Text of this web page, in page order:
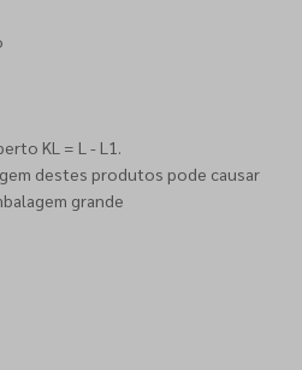
KL = L - L1.
destes produtos pode causar
grande